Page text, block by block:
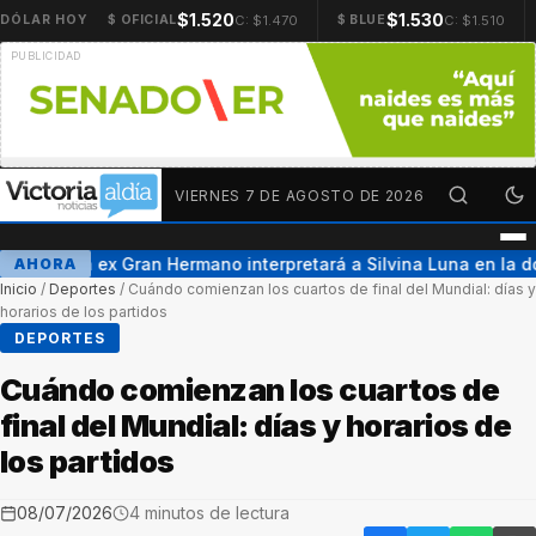
DÓLAR HOY $ OFICIAL$1.520C: $1.470 $ BLUE$1.530C: $1.510
VIERNES 7 DE AGOSTO DE 2026
AHORAUna ex Gran Hermano interpretará a Silvina Luna en la
Inicio / Deportes / Cuándo comienzan los cuartos de final del Mundial: días y
horarios de los partidos
DEPORTES
Cuándo comienzan los cuartos de
final del Mundial: días y horarios de
los partidos
08/07/2026 4 minutos de lectura